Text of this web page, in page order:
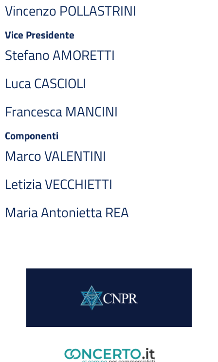
Vincenzo POLLASTRINI
Vice Presidente
Stefano AMORETTI
Luca CASCIOLI
Francesca MANCINI
Componenti
Marco VALENTINI
Letizia VECCHIETTI
Maria Antonietta REA